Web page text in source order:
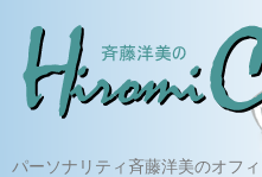
パーソナリティ斉藤洋美のオフ